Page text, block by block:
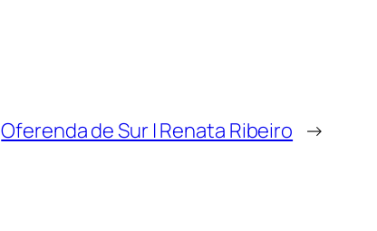
Oferenda de Sur | Renata Ribeiro →